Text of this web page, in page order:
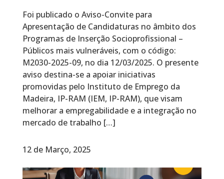
Foi publicado o Aviso-Convite para
Apresentação de Candidaturas no âmbito dos
Programas de Inserção Socioprofissional –
Públicos mais vulneráveis, com o código:
M2030-2025-09, no dia 12/03/2025. O presente
aviso destina-se a apoiar iniciativas
promovidas pelo Instituto de Emprego da
Madeira, IP-RAM (IEM, IP-RAM), que visam
melhorar a empregabilidade e a integração no
mercado de trabalho […]
12 de Março, 2025